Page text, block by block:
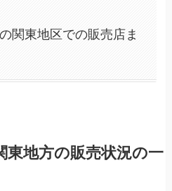
関東地区での販売店ま
地方の販売状況の一